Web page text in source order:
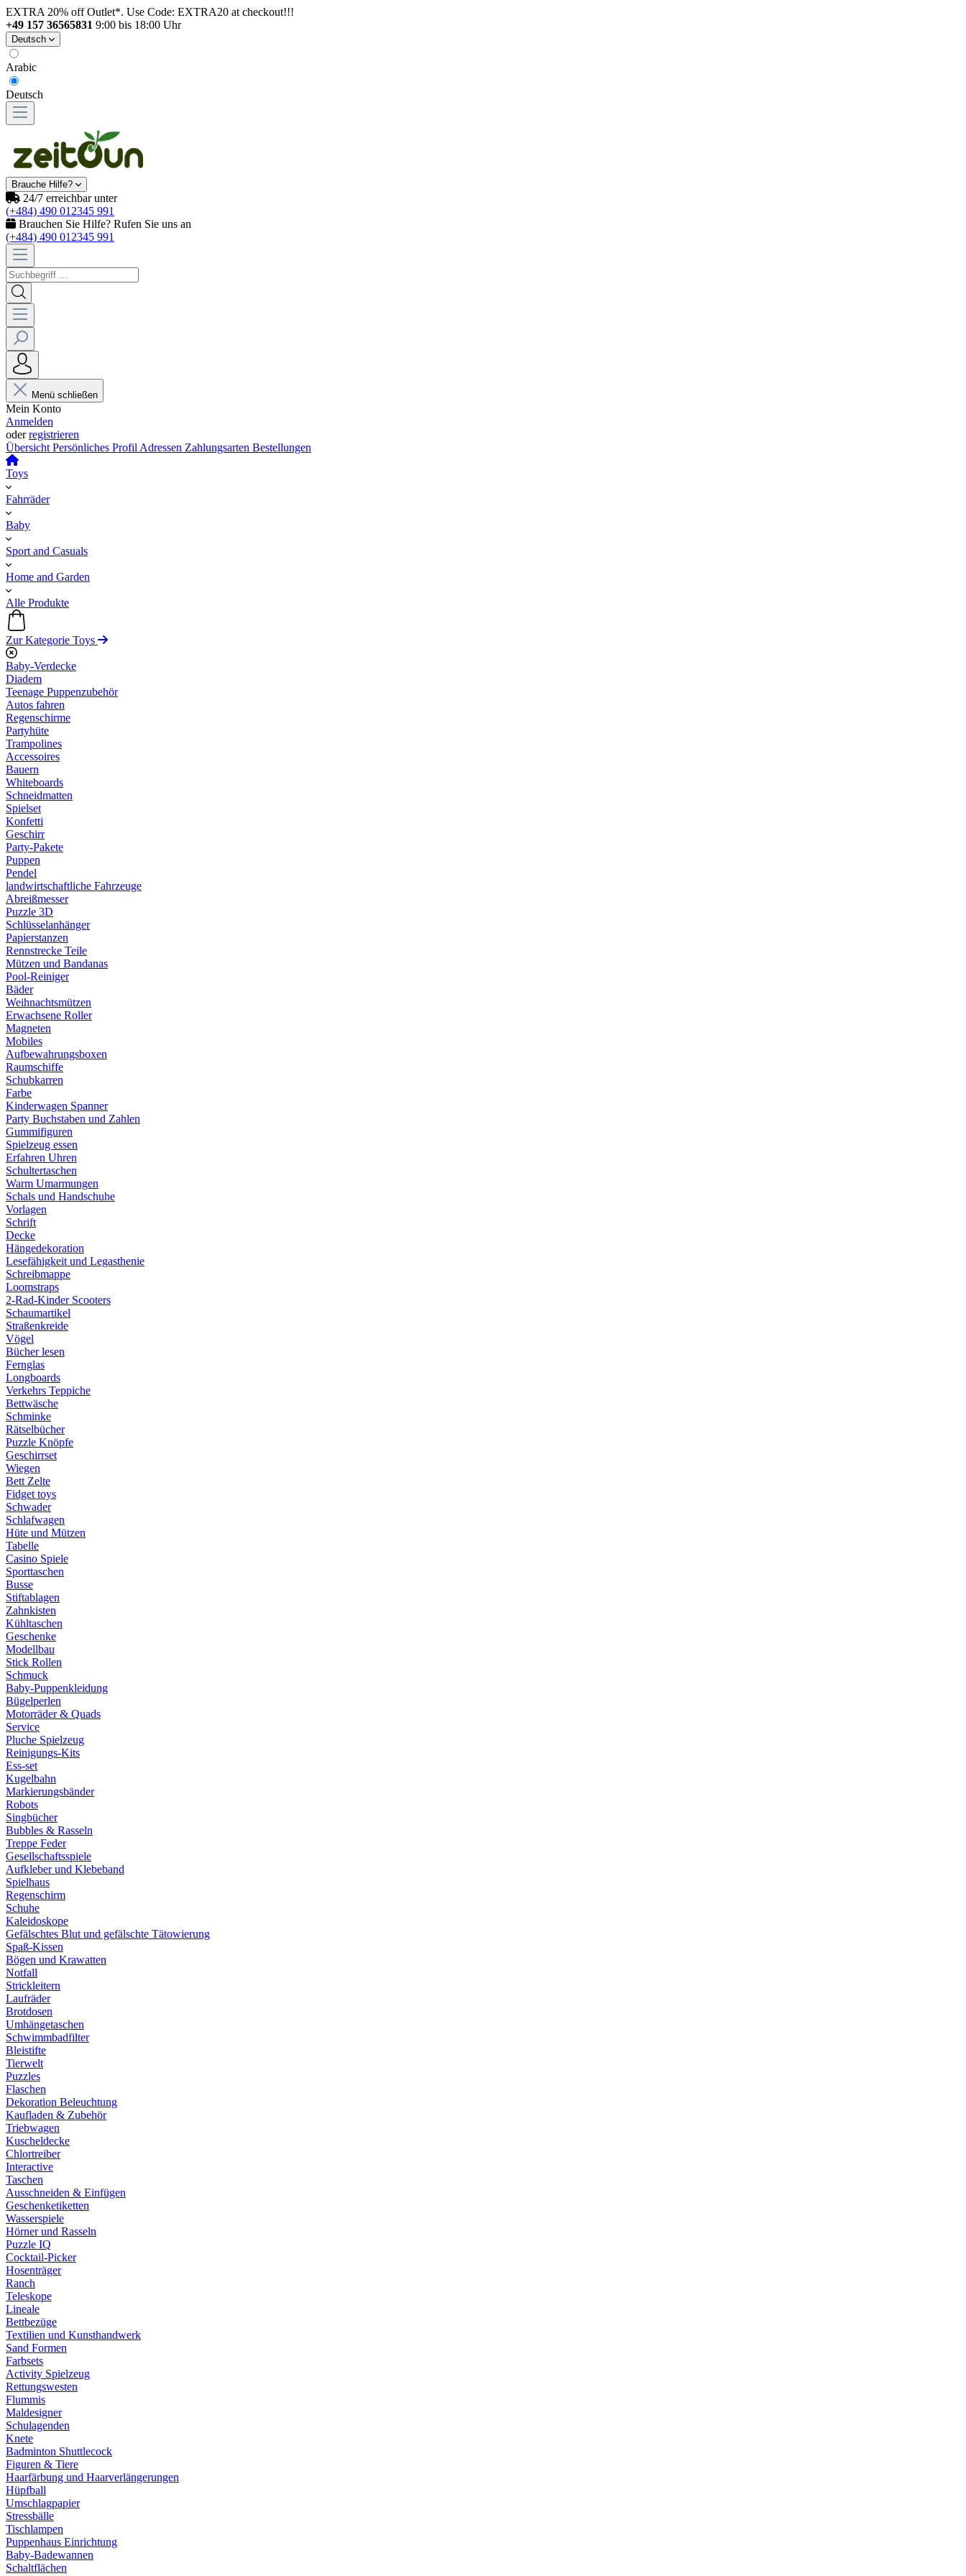
EXTRA 20% off Outlet*. Use Code: EXTRA20 at checkout!!!
+49 157 36565831 9:00 bis 18:00 Uhr
Deutsch
Arabic
Deutsch
Brauche Hilfe?
24/7 erreichbar unter
(+484) 490 012345 991
Brauchen Sie Hilfe? Rufen Sie uns an
(+484) 490 012345 991
Menü schließen
Mein Konto
Anmelden
oderregistrieren
Übersicht Persönliches Profil Adressen Zahlungsarten Bestellungen
Toys
Fahrräder
Baby
Sport and Casuals
Home and Garden
Alle Produkte
Zur Kategorie Toys
Baby-Verdecke
Diadem
Teenage Puppenzubehör
Autos fahren
Regenschirme
Partyhüte
Trampolines
Accessoires
Bauern
Whiteboards
Schneidmatten
Spielset
Konfetti
Geschirr
Party-Pakete
Puppen
Pendel
landwirtschaftliche Fahrzeuge
Abreißmesser
Puzzle 3D
Schlüsselanhänger
Papierstanzen
Rennstrecke Teile
Mützen und Bandanas
Pool-Reiniger
Bäder
Weihnachtsmützen
Erwachsene Roller
Magneten
Mobiles
Aufbewahrungsboxen
Raumschiffe
Schubkarren
Farbe
Kinderwagen Spanner
Party Buchstaben und Zahlen
Gummifiguren
Spielzeug essen
Erfahren Uhren
Schultertaschen
Warm Umarmungen
Schals und Handschuhe
Vorlagen
Schrift
Decke
Hängedekoration
Lesefähigkeit und Legasthenie
Schreibmappe
Loomstraps
2-Rad-Kinder Scooters
Schaumartikel
Straßenkreide
Vögel
Bücher lesen
Fernglas
Longboards
Verkehrs Teppiche
Bettwäsche
Schminke
Rätselbücher
Puzzle Knöpfe
Geschirrset
Wiegen
Bett Zelte
Fidget toys
Schwader
Schlafwagen
Hüte und Mützen
Tabelle
Casino Spiele
Sporttaschen
Busse
Stiftablagen
Zahnkisten
Kühltaschen
Geschenke
Modellbau
Stick Rollen
Schmuck
Baby-Puppenkleidung
Bügelperlen
Motorräder & Quads
Service
Pluche Spielzeug
Reinigungs-Kits
Ess-set
Kugelbahn
Markierungsbänder
Robots
Singbücher
Bubbles & Rasseln
Treppe Feder
Gesellschaftsspiele
Aufkleber und Klebeband
Spielhaus
Regenschirm
Schuhe
Kaleidoskope
Gefälschtes Blut und gefälschte Tätowierung
Spaß-Kissen
Bögen und Krawatten
Notfall
Strickleitern
Laufräder
Brotdosen
Umhängetaschen
Schwimmbadfilter
Bleistifte
Tierwelt
Puzzles
Flaschen
Dekoration Beleuchtung
Kaufladen & Zubehör
Triebwagen
Kuscheldecke
Chlortreiber
Interactive
Taschen
Ausschneiden & Einfügen
Geschenketiketten
Wasserspiele
Hörner und Rasseln
Puzzle IQ
Cocktail-Picker
Hosenträger
Ranch
Teleskope
Lineale
Bettbezüge
Textilien und Kunsthandwerk
Sand Formen
Farbsets
Activity Spielzeug
Rettungswesten
Flummis
Maldesigner
Schulagenden
Knete
Badminton Shuttlecock
Figuren & Tiere
Haarfärbung und Haarverlängerungen
Hüpfball
Umschlagpapier
Stressbälle
Tischlampen
Puppenhaus Einrichtung
Baby-Badewannen
Schaltflächen